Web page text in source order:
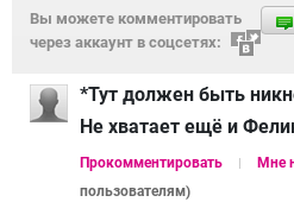
Вы можете комментировать
через аккаунт в соцсетях:
*Тут должен быть
Не хватает ещё и
Прокомментировать Мне
пользователям)